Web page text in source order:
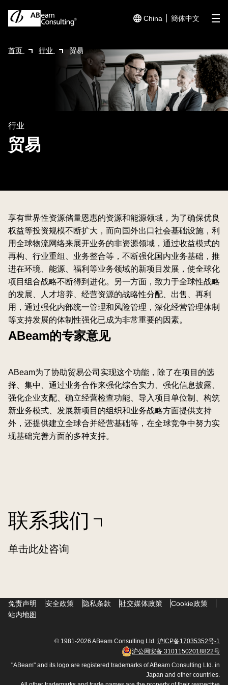
China 簡体中文
首页 行业 贸易
贸易
行业
享有世界性资源储量恩惠的资源和能源领域，为了确保优良
权益等投资规模不断扩大，而向国外出口社会基础设施，利
用全球物流网络来展开业务的非资源领域，通过收益模式的
再构、行业重组、业务整合等，不断强化国内业务基础，推
进在环境、能源、福利等业务领域的新项目发展，使全球化
项目组合战略不断得到进化。另一方面，致力于全球性战略
的发展、人才培养、经营资源的战略性分配、出售、再利
用，通过强化内部统一管理和风险管理，深化经营管理体制
等支持发展的体制性强化已成为非常重要的因素。
ABeam的专家意见
ABeam为了协助贸易公司实现这个功能，除了在项目的选
择、集中、通过业务合作来强化综合实力、强化信息披露、
强化企业支配、确立经营检查功能、导入项目单位制、构筑
新业务模式、发展新项目的组织和业务战略方面提供支持
外，还提供建立全球合并经营基础等，在全球竞争中努力实
现基础完善方面的多种支持。
联系我们
单击此处咨询
免责声明 安全政策 隐私条款 社交媒体政策
Cookie政策
站内地图
© 1981-2026 ABeam Consulting Ltd. 沪ICP备17035352号-1
沪公网安备 31011502018822号
"ABeam" and its logo are registered trademarks of ABeam Consulting Ltd. in
Japan and other countries.